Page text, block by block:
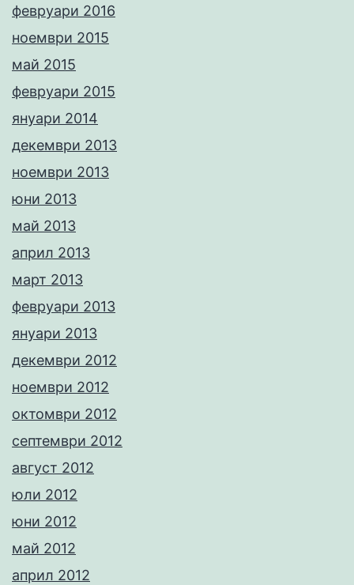
февруари 2016
ноември 2015
май 2015
февруари 2015
януари 2014
декември 2013
ноември 2013
юни 2013
май 2013
април 2013
март 2013
февруари 2013
януари 2013
декември 2012
ноември 2012
октомври 2012
септември 2012
август 2012
юли 2012
юни 2012
май 2012
април 2012